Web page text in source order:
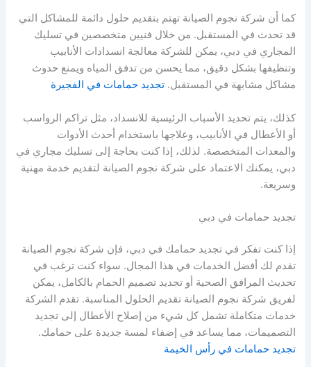
كما أن شركة نجوم الصيانة تهتم بتقديم حلول دائمة للمشاكل التي
قد تحدث في المستقبل. من خلال فنيين متخصصين في تسليك
المجاري في دبي، يمكن للشركة معالجة انسدادات الأنابيب
وتنظيفها بشكل دقيق، مما يحسن من تدفق المياه ويمنع حدوث
مشاكل مشابهة في المستقبل.تجديد حمامات في الفجيرة
كذلك، يتم تحديد الأسباب الرئيسية للانسداد، مثل تراكم الرواسب
أو الأعطال في الأنابيب، وعلاجها باستخدام أحدث الأدوات
والمعدات المتخصصة. لذلك، إذا كنت بحاجة إلى تسليك مجاري في
دبي، يمكنك الاعتماد على شركة نجوم الصيانة لتقديم خدمة مهنية
وسريعة.
تجديد حمامات في دبي
إذا كنت تفكر في تجديد حمامك في دبي، فإن شركة نجوم الصيانة
تقدم لك أفضل الخدمات في هذا المجال. سواء كنت ترغب في
تحديث المرافق الصحية أو تجديد تصميم الحمام بالكامل، يمكن
لفريق شركة نجوم الصيانة تقديم الحلول المناسبة. تقدم الشركة
خدمات متكاملة تشمل كل شيء من إصلاح الأعطال إلى تجديد
التصميمات، مما يساعد في إضفاء لمسة جديدة على حمامك.
تجديد حمامات في رأس الخيمة